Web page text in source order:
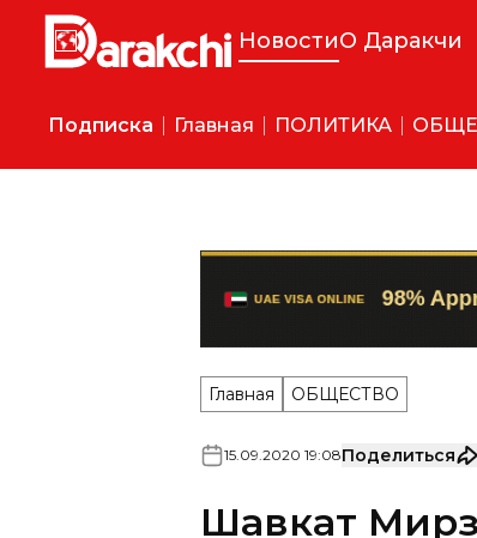
НовостиО Даракчи
Подписка Главная ПОЛИТИКА
Главная ОБЩЕСТВО
Шавкат